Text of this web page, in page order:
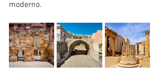
moderno.